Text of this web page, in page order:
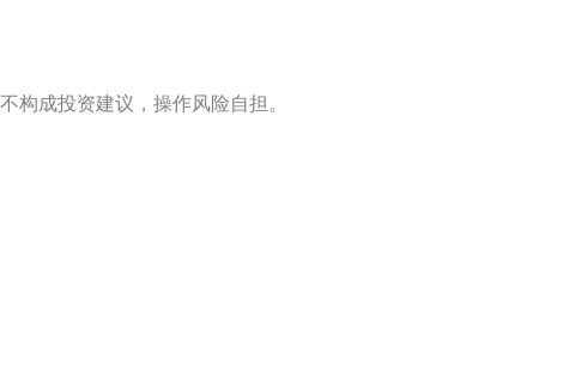
构成投资建议，操作风险自担。